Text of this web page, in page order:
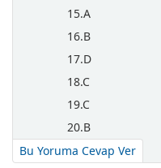
15.A
16.B
17.D
18.C
19.C
20.B
Bu Yoruma Cevap Ver